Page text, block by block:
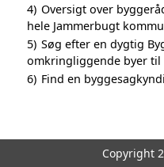
4) Oversigt over
hele Jammerbugt
5) Søg efter en dygtig
omkringliggende byer til
6) Find en
Copyright